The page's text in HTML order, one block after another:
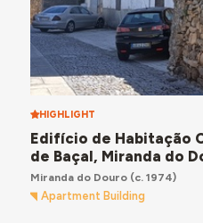
HIGHLIGHT
Edifício de Habitação
de Baçal, Miranda do
Miranda do Douro(c. 1974)
Apartment Building